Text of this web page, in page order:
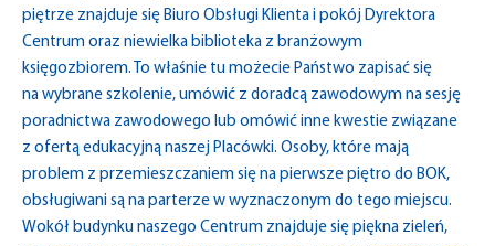
piętrze znajduje się Biuro Obsługi Klienta i pokój Dyrektora
Centrum oraz niewielka biblioteka z branżowym
księgozbiorem. To właśnie tu możecie Państwo zapisać się
na wybrane szkolenie, umówić z doradcą zawodowym na sesję
poradnictwa zawodowego lub omówić inne kwestie związane
z ofertą edukacyjną naszej Placówki. Osoby, które mają
problem z przemieszczaniem się na pierwsze piętro do BOK,
obsługiwani są na parterze w wyznaczonym do tego miejscu.
Wokół budynku naszego Centrum znajduje się piękna zieleń,